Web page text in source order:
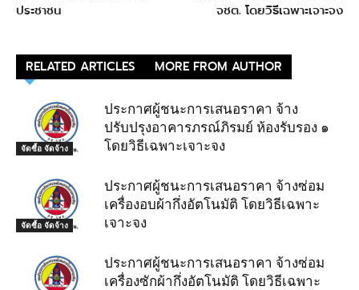
ประชาชน
จชต. โดยวิธีเฉพาะเจาะจง
RELATED ARTICLES MORE FROM AUTHOR
จัดซื้อ จัดจ้าง
ประกาศผู้ชนะการเสนอราคา จ้าง
ปรับปรุงอาคารภรณ์ภิรมย์ ห้องรับรอง ๑
โดยวิธีเฉพาะเจาะจง
จัดซื้อ จัดจ้าง
ประกาศผู้ชนะการเสนอราคา จ้างซ่อม
เครื่องอบผ้ากึ่งอัตโนมัติ โดยวิธีเฉพาะ
เจาะจง
ประกาศผู้ชนะการเสนอราคา จ้างซ่อม
เครื่องซักผ้ากึ่งอัตโนมัติ โดยวิธีเฉพาะ